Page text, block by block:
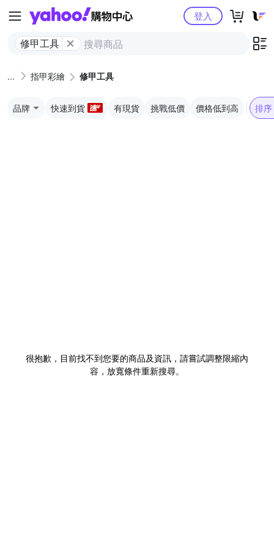
Yahoo購物中心
修甲工具
登入
指甲彩繪 修甲工具
品牌 快速到貨 有現貨 挑戰低價 價格低到高 排序
很抱歉，目前找不到您要的商品及資訊，請嘗試調整限縮內
容，放寬條件重新搜尋。